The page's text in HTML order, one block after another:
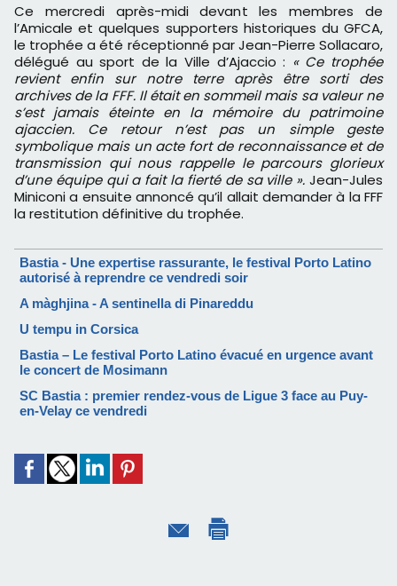
Ce mercredi après-midi devant les membres de
l’Amicale et quelques supporters historiques du GFCA,
le trophée a été réceptionné par Jean-Pierre Sollacaro,
délégué au sport de la Ville d’Ajaccio : « Ce trophée
revient enfin sur notre terre après être sorti des
archives de la FFF. Il était en sommeil mais sa valeur ne
s’est jamais éteinte en la mémoire du patrimoine
ajaccien. Ce retour n’est pas un simple geste
symbolique mais un acte fort de reconnaissance et de
transmission qui nous rappelle le parcours glorieux
d’une équipe qui a fait la fierté de sa ville ». Jean-Jules
Miniconi a ensuite annoncé qu’il allait demander à la FFF
la restitution définitive du trophée.
Bastia - Une expertise rassurante, le festival Porto Latino
autorisé à reprendre ce vendredi soir
A màghjina - A sentinella di Pinareddu
U tempu in Corsica
Bastia – Le festival Porto Latino évacué en urgence avant
le concert de Mosimann
SC Bastia : premier rendez-vous de Ligue 3 face au Puy-
en-Velay ce vendredi